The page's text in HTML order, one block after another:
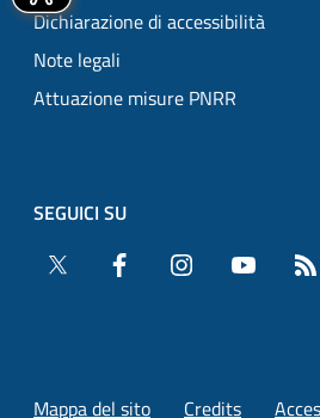
Dichiarazione di accessibilità
Note legali
Attuazione misure PNRR
SEGUICI SU
Twitter
Facebook Instagram YouTube
Mappa del sito Credits